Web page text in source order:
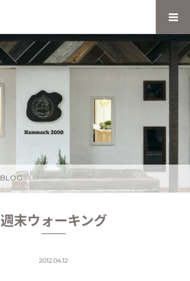
BLOG
週末ウォーキング
2012.04.12